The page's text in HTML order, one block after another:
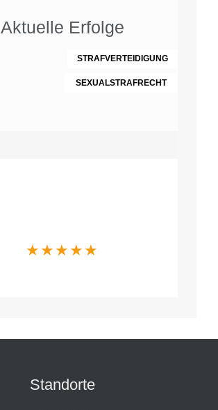
Aktuelle Erfolge
STRAFVERTEIDIGUNG
SEXUALSTRAFRECHT
★★★★★
Standorte